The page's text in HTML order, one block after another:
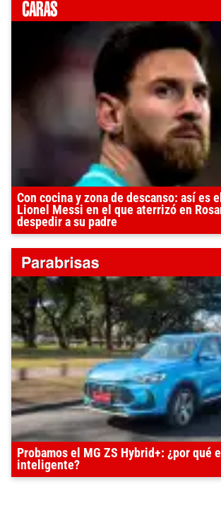
Con cocina y zona de descanso: así es
Lionel Messi en el que aterrizó en
despedir a su padre
Probamos el MG ZS Hybrid+: ¿por qué
inteligente?